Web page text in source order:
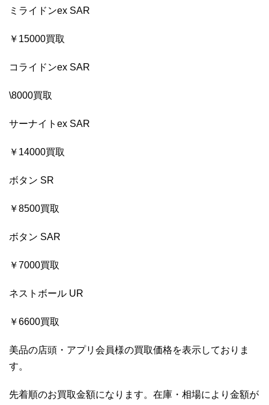
ミライドンex SAR
￥15000買取
コライドンex SAR
\8000買取
サーナイトex SAR
￥14000買取
ボタン SR
￥8500買取
ボタン SAR
￥7000買取
ネストボール UR
￥6600買取
美品の店頭・アプリ会員様の買取価格を表示しておりま
す。
先着順のお買取金額になります。在庫・相場により金額が